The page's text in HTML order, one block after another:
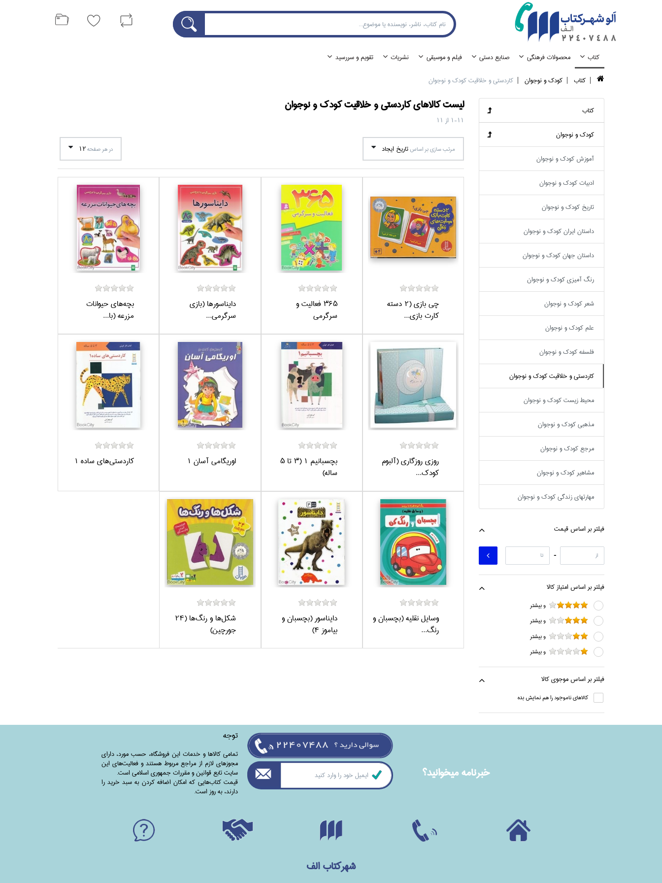
كتاب محصولات فرهنگي صنايع دستي فيلم و موسيقي نشريات
تقويم و سررسيد
كتاب
كودك و نوجوان كاردستي و خلاقيت كودك و نوجوان
كتاب
كودك و نوجوان
آموزش كودك و نوجوان
ادبيات كودك و نوجوان
تاريخ كودك و نوجوان
داستان ايران كودك و نوجوان
داستان جهان كودك و نوجوان
رنگ آميزي كودك و نوجوان
شعر كودك و نوجوان
علم كودك و نوجوان
فلسفه كودك و نوجوان
كاردستي و خلاقيت كودك و نوجوان
محيط زيست كودك و نوجوان
مذهبي كودك و نوجوان
مرجع كودك و نوجوان
مشاهير كودك و نوجوان
مهارتهاي زندگي كودك و نوجوان
فيلتر بر اساس قيمت
-
فيلتر بر اساس امتياز كالا
و بيشتر
و بيشتر
و بيشتر
و بيشتر
فيلتر بر اساس موجوي كالا
كالاهاي ناموجود را هم نمايش بده
ليست کالا‌هايكاردستي و خلاقيت كودك و نوجوان
1-11 از 11
مرتب سازي بر اساس تاريخ ايجاد در هر صفحه12
چي بازي (2 دسته
كارت بازي...
365 فعاليت و
سرگرمي
دايناسور‌ها (بازي
سرگرمي...
بچه‌هاي حيوانات
مزرعه (با...
روزي روزگاري (آلبوم
كودك...
بچسبانيم 1 (3 تا 5
ساله)
اوريگامي آسان 1 كاردستي‌هاي ساده 1
وسايل نقليه (بچسبان و
رنگ...
دايناسور (بچسبان و
بياموز 4)
شكل‌ها و رنگ‌ها (24
جورچين)
خبرنامه ميخوانيد؟
توجه
تمامی‌ کالاها و خدمات این فروشگاه، حسب مورد،‌ دارای
مجوزهای لازم از مراجع مربوط هستند ‌و‌‌ فعالیت‌های این
سایت تابع قوانین و مقررات جمهوری اسلامی است.
قیمت کتاب‌هایی که امکان اضافه کردن به سبد خرید را
دارند،‌ به روز است.
شهرکتاب الف